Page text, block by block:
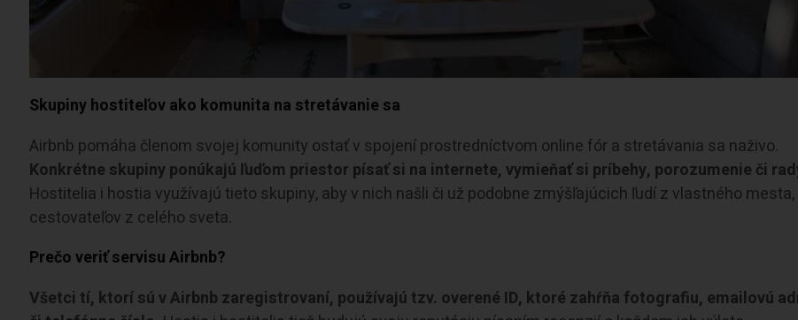
Skupiny hostiteľov ako komunita na stretávanie sa
Airbnb pomáha členom svojej komunity ostať v spojení prostredníctvom online fór a stretávania sa naživo.
Konkrétne skupiny ponúkajú ľuďom priestor písať si na internete, vymieňať si príbehy, porozumenie či
Hostitelia i hostia využívajú tieto skupiny, aby v nich našli či už podobne zmýšľajúcich ľudí z vlastného mesta,
cestovateľov z celého sveta.
Prečo veriť servisu Airbnb?
Všetci tí, ktorí sú v Airbnb zaregistrovaní, používajú tzv. overené ID, ktoré zahŕňa fotografiu, emailovú